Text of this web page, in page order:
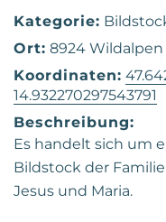
Kategorie:
Ort: 8924
Koordinaten:
14.932270297543791
Beschreibung:
Es handelt sich um
Bildstock der
Jesus und Maria.